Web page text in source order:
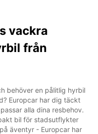
vackra
från
behöver en pålitlig hyrbil
Europcar har dig täckt
alla dina resbehov.
bil för stadsutflykter
äventyr - Europcar har